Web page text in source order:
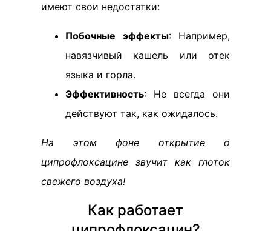
имеют свои недостатки:
Побочные эффекты: Например,
навязчивый кашель или отек
языка и горла.
Эффективность: Не всегда они
действуют так, как ожидалось.
На этом фоне открытие о
ципрофлоксацине звучит как глоток
свежего воздуха!
Как работает